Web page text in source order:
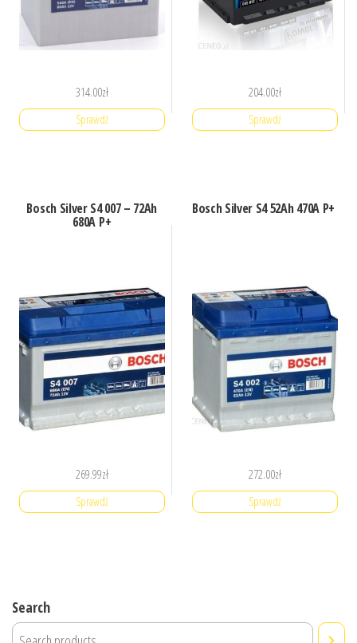
314.00zł
Sprawdź
204.00zł
Sprawdź
Bosch Silver S4 007 – 72Ah
680A P+
269.99zł
Sprawdź
Bosch Silver S4 52Ah 470A P+
272.00zł
Sprawdź
Search